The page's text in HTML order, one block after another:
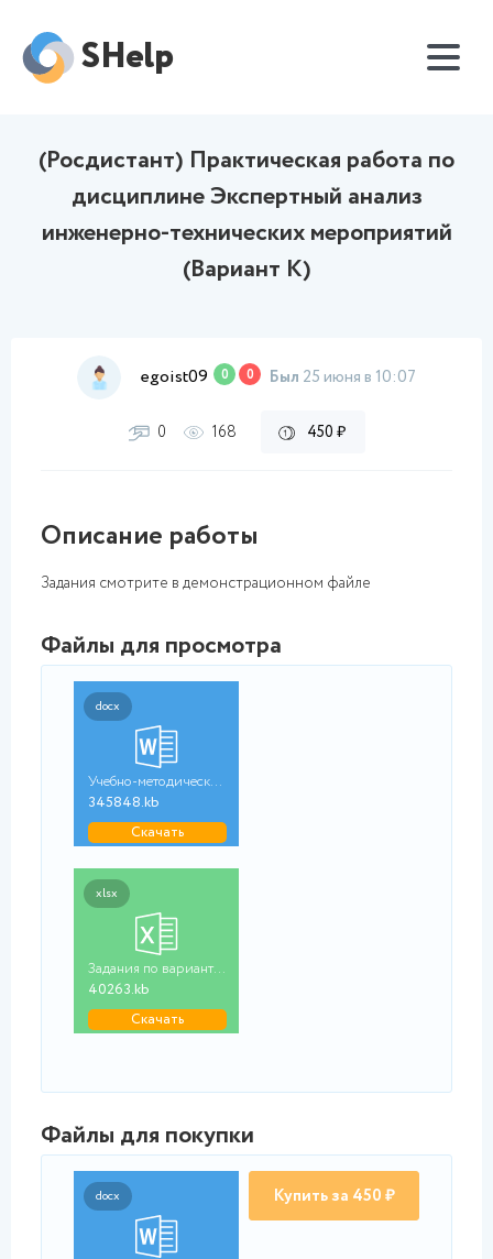
SHelp
(Росдистант) Практическая работа по
дисциплине Экспертный анализ
инженерно-технических мероприятий
(Вариант К)
egoist09 0 0 Был 25 июня в 10:07
0 168 450 ₽
Описание работы
Задания смотрите в демонстрационном файле
Файлы для просмотра
docx
Учебно-методический ...
345848.kb
Скачать
xlsx
Задания по вариантам...
40263.kb
Скачать
Файлы для покупки
docx Купить за 450 ₽